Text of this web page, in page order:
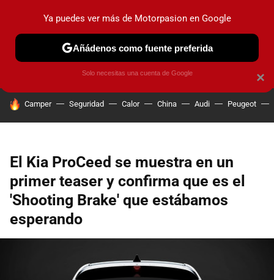
PRUEBAS COCHES ELÉCTRICOS OBSERVATORIO
HOY SE HABLA DE
Camper Seguridad Calor China Audi Peugeot
El Kia ProCeed se muestra en un
primer teaser y confirma que es el
'Shooting Brake' que estábamos
esperando
×
Ya puedes ver más de Motorpasion en Google
Añádenos como fuente preferida
Solo necesitas una cuenta de Google